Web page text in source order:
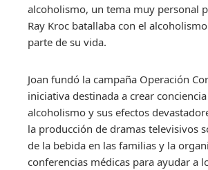
alcoholismo, un tema muy personal
Ray Kroc batallaba con el
parte de su vida.
Joan fundó la campaña Operación
iniciativa destinada a crear
alcoholismo y sus efectos
la producción de dramas televisivos
de la bebida en las familias y la
conferencias médicas para ayudar a